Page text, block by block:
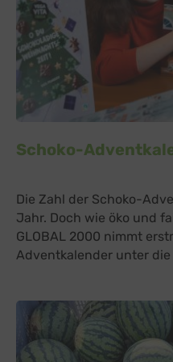
Schoko-
Die Zahl der Schoko-
Jahr. Doch wie öko und
GLOBAL 2000 nimmt
Adventkalender unter die